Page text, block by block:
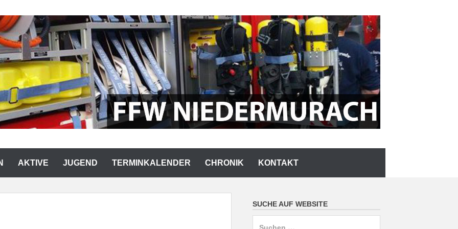
NIEDERMURACH
AKTIVE JUGEND TERMINKALENDER CHRONIK KONTAKT
SUCHE AUF WEBSITE